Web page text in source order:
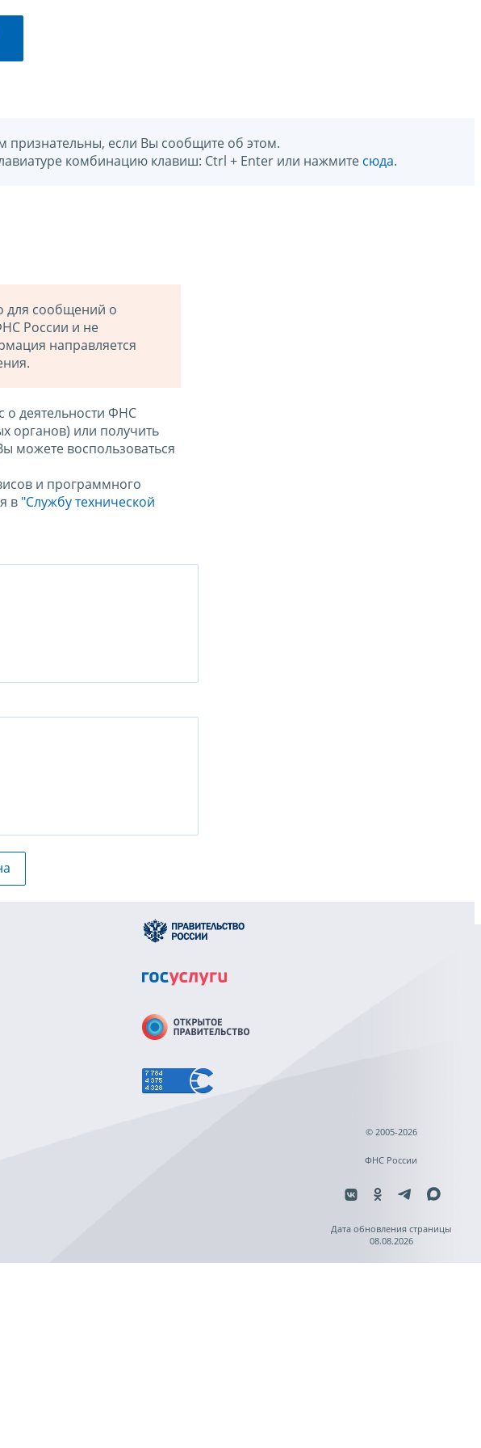
признательны, если Вы сообщите об этом.
комбинацию клавиш: Ctrl + Enter или нажмите сюда.
для сообщений о
России и не
направляется
о деятельности ФНС
органов) или получить
можете воспользоваться
и программного
в "Службу технической
© 2005-2026
ФНС России
Дата обновления страницы
08.08.2026